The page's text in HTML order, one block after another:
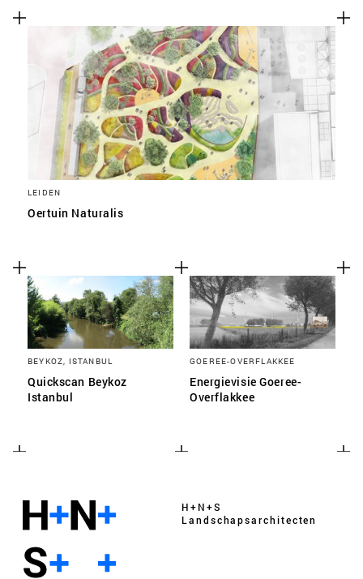
LEIDEN
Oertuin Naturalis
BEYKOZ, ISTANBUL
Quickscan Beykoz
Istanbul
GOEREE-OVERFLAKKEE
Energievisie Goeree-
Overflakkee
H+N+S
Landschaps­architecten